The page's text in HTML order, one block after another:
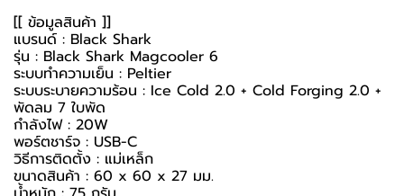
[[ ข้อมูลสินค้า ]]
แบรนด์ : Black Shark
รุ่น : Black Shark Magcooler 6
ระบบทำความเย็น : Peltier
ระบบระบายความร้อน : Ice Cold 2.0 + Cold Forging 2.0 +
พัดลม 7 ใบพัด
กำลังไฟ : 20W
พอร์ตชาร์จ : USB-C
วิธีการติดตั้ง : แม่เหล็ก
ขนาดสินค้า : 60 x 60 x 27 มม.